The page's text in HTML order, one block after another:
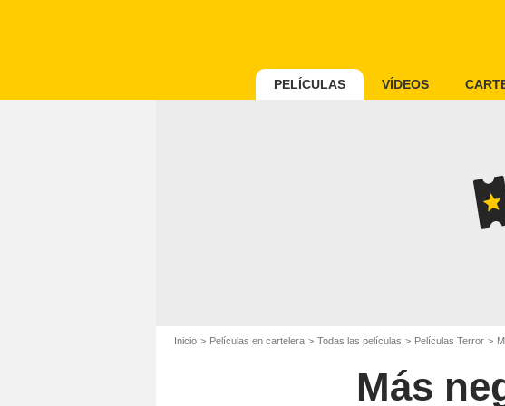
PELÍCULAS VÍDEOS
Inicio Películas en cartelera Todas las películas Películas Terror
Más